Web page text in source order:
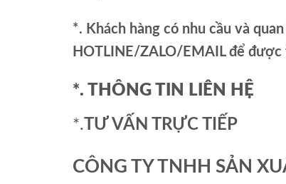
*. Khách hàng có nhu cầu và
HOTLINE/ZALO/EMAIL để được
*. THÔNG TIN LIÊN HỆ
*.TƯ VẤN TRỰC TIẾP
CÔNG TY TNHH SẢN